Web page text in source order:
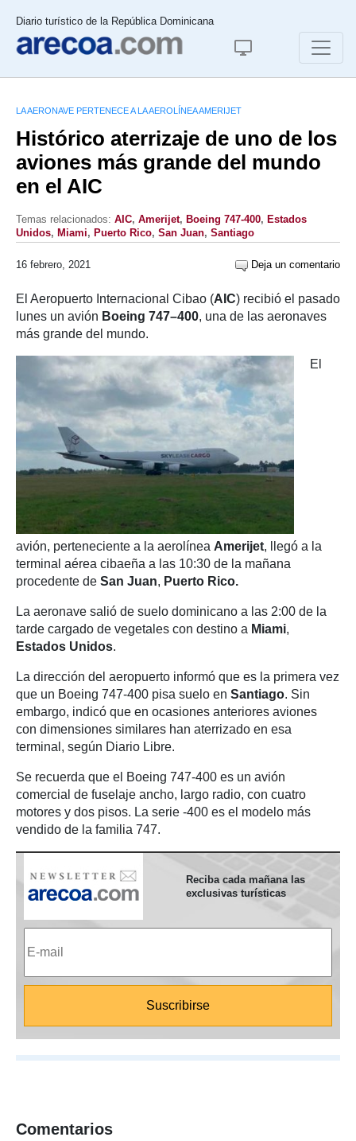
Diario turístico de la República Dominicana
LA AERONAVE PERTENECE A LA AEROLÍNEA AMERIJET
Histórico aterrizaje de uno de los
aviones más grande del mundo
en el AIC
Temas relacionados: AIC, Amerijet, Boeing 747-400, Estados
Unidos, Miami, Puerto Rico, San Juan, Santiago
16 febrero, 2021 Deja un comentario
El Aeropuerto Internacional Cibao (AIC) recibió el pasado
lunes un avión Boeing 747–400, una de las aeronaves
más grande del mundo.
El
avión, perteneciente a la aerolínea Amerijet, llegó a la
terminal aérea cibaeña a las 10:30 de la mañana
procedente de San Juan, Puerto Rico.
La aeronave salió de suelo dominicano a las 2:00 de la
tarde cargado de vegetales con destino a Miami,
Estados Unidos.
La dirección del aeropuerto informó que es la primera vez
que un Boeing 747-400 pisa suelo en Santiago. Sin
embargo, indicó que en ocasiones anteriores aviones
con dimensiones similares han aterrizado en esa
terminal, según Diario Libre.
Se recuerda que el Boeing 747-400 es un avión
comercial de fuselaje ancho, largo radio, con cuatro
motores y dos pisos. La serie -400 es el modelo más
vendido de la familia 747.
Reciba cada mañana las
exclusivas turísticas
Comentarios